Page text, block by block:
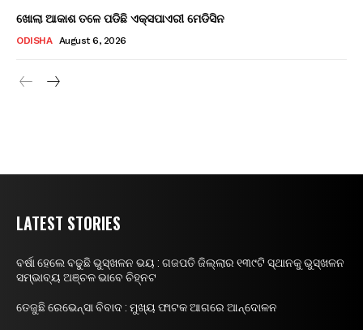
ଖୋଲା ଆକାଶ ତଳେ ପଡିଛି ଏକ୍ସପାଏରୀ ମେଡିସିନ
ODISHA August 6, 2026
LATEST STORIES
ବର୍ଷା ହେଲେ ବଢୁଛି ଭୁସ୍ଖଳନ ଭୟ : ଗଜପତି ଜିଲ୍ଲାର ୧୩୯ଟି ସ୍ଥାନକୁ ଭୁସ୍ଖଳନ
ସମ୍ଭାବ୍ୟ ଅଞ୍ଚଳ ଭାବେ ଚିହ୍ନଟ
ତେଜୁଛି ରେଭେନ୍ସା ବିବାଦ : ମୁଖ୍ୟ ଫାଟକ ଆଗରେ ଆନ୍ଦୋଳନ